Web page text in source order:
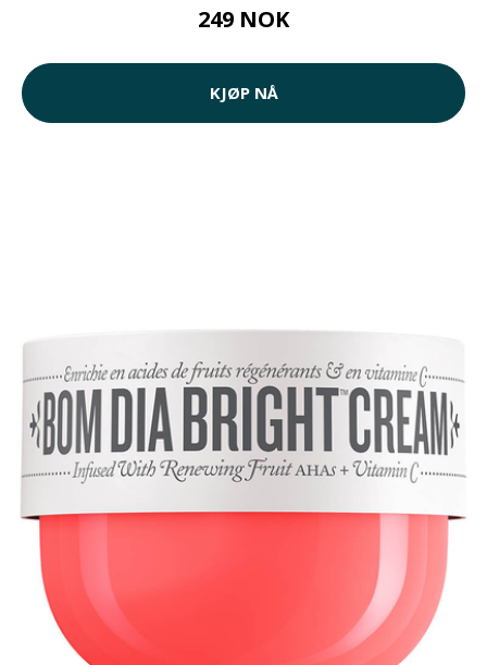
249 NOK
KJØP NÅ